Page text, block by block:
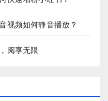
视频如何静音播放？
阅享无限